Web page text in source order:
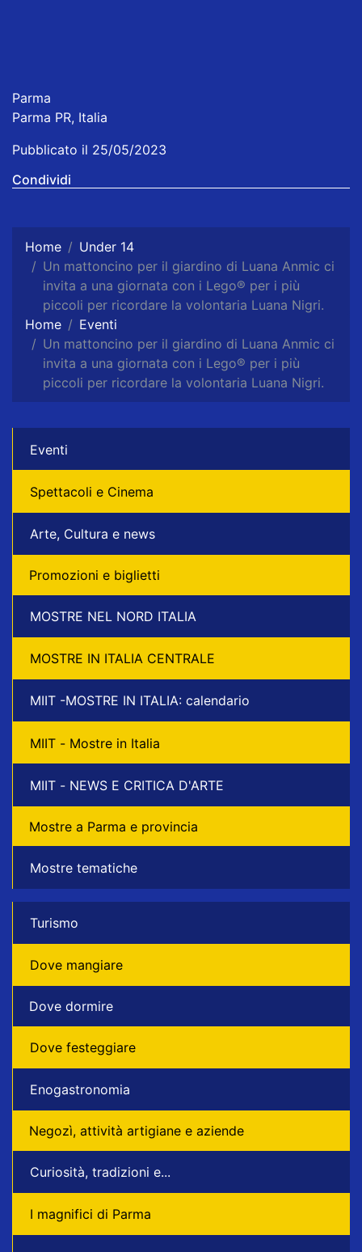
Parma
Parma PR, Italia
Pubblicato il 25/05/2023
Condividi
Home
Under 14
Un mattoncino per il giardino di Luana Anmic ci
invita a una giornata con i Lego® per i più
piccoli per ricordare la volontaria Luana Nigri.
Home
Eventi
Un mattoncino per il giardino di Luana Anmic ci
invita a una giornata con i Lego® per i più
piccoli per ricordare la volontaria Luana Nigri.
Eventi
Spettacoli e Cinema
Arte, Cultura e news
Promozioni e biglietti
MOSTRE NEL NORD ITALIA
MOSTRE IN ITALIA CENTRALE
MIIT -MOSTRE IN ITALIA: calendario
MIIT - Mostre in Italia
MIIT - NEWS E CRITICA D'ARTE
Mostre a Parma e provincia
Mostre tematiche
Turismo
Dove mangiare
Dove dormire
Dove festeggiare
Enogastronomia
Negozì, attività artigiane e aziende
Curiosità, tradizioni e...
I magnifici di Parma